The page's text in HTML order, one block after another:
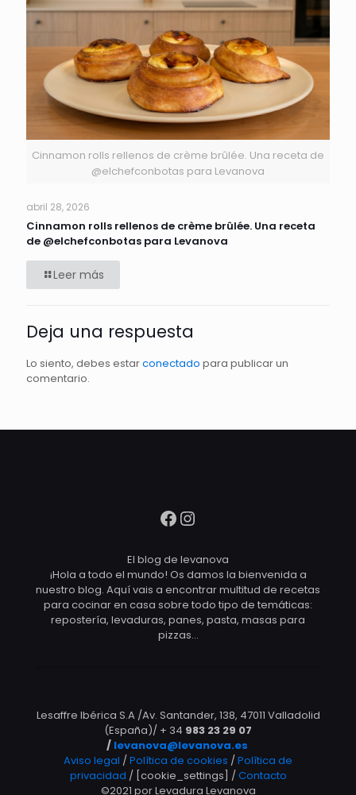
Cinnamon rolls rellenos de crème brûlée. Una receta de
@elchefconbotas para Levanova
abril 28, 2026
Cinnamon rolls rellenos de crème brûlée. Una receta
de @elchefconbotas para Levanova
Leer más
Deja una respuesta
Lo siento, debes estarconectado para publicar un
comentario.
Facebook
Instagram
El blog de levanova
¡Hola a todo el mundo! Os damos la bienvenida a
nuestro blog. Aquí vais a encontrar multitud de recetas
para cocinar en casa sobre todo tipo de temáticas:
repostería, levaduras, panes, pasta, masas para
pizzas…
Lesaffre Ibérica S.A /Av. Santander, 138, 47011 Valladolid
(España)/ + 34 983 23 29 07
/ levanova@levanova.es
Aviso legal / Política de cookies / Política de
privacidad / [cookie_settings] / Contacto
©2021 por Levadura Levanova